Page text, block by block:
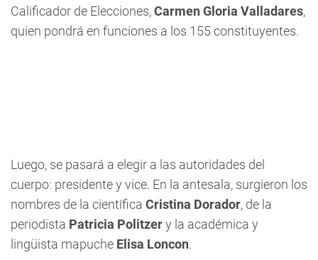
Calificador de Elecciones,Carmen Gloria Valladares,
quien pondrá en funciones a los 155 constituyentes.
Luego, se pasará a elegir a las autoridades del
cuerpo: presidente y vice. En la antesala, surgieron los
nombres de la científica Cristina Dorador, de la
periodista Patricia Politzery la académica y
lingüista mapuche Elisa Loncon.